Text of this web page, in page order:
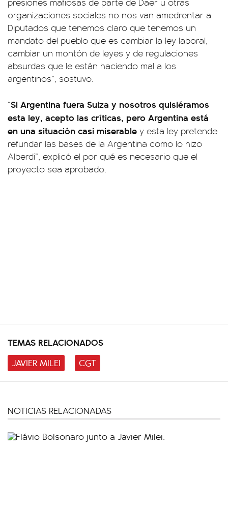
organizaciones sociales no nos van amedrentar a
Diputados que tenemos claro que tenemos un
mandato del pueblo que es cambiar la ley laboral,
cambiar un montón de leyes y de regulaciones
absurdas que le están haciendo mal a los
argentinos”, sostuvo.
“Si Argentina fuera Suiza y nosotros quisiéramos
esta ley, acepto las críticas, pero Argentina está
en una situación casi miserable y esta ley pretende
refundar las bases de la Argentina como lo hizo
Alberdi”, explicó el por qué es necesario que el
proyecto sea aprobado.
TEMAS RELACIONADOS
JAVIER MILEI
CGT
NOTICIAS RELACIONADAS